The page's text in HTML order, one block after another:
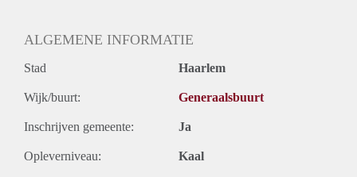
ALGEMENE INFORMATIE
Stad Haarlem
Wijk/buurt: Generaalsbuurt
Inschrijven gemeente: Ja
Opleverniveau: Kaal